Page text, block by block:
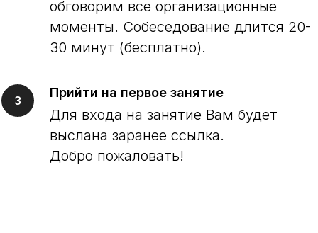
обговорим все организационные
моменты. Собеседование длится 20-
30 минут (бесплатно).
Прийти на первое занятие
Для входа на занятие Вам будет
выслана заранее ссылка.
Добро пожаловать!